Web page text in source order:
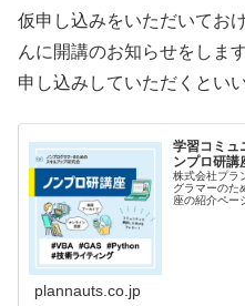
仮申し込みをいただいてお
んに開講のお知らせをしま
申し込みしていただくとい
学習コミュ
ンプロ研講
株式会社プラ
グラマーのた
座の紹介ペー
plannauts.co.jp